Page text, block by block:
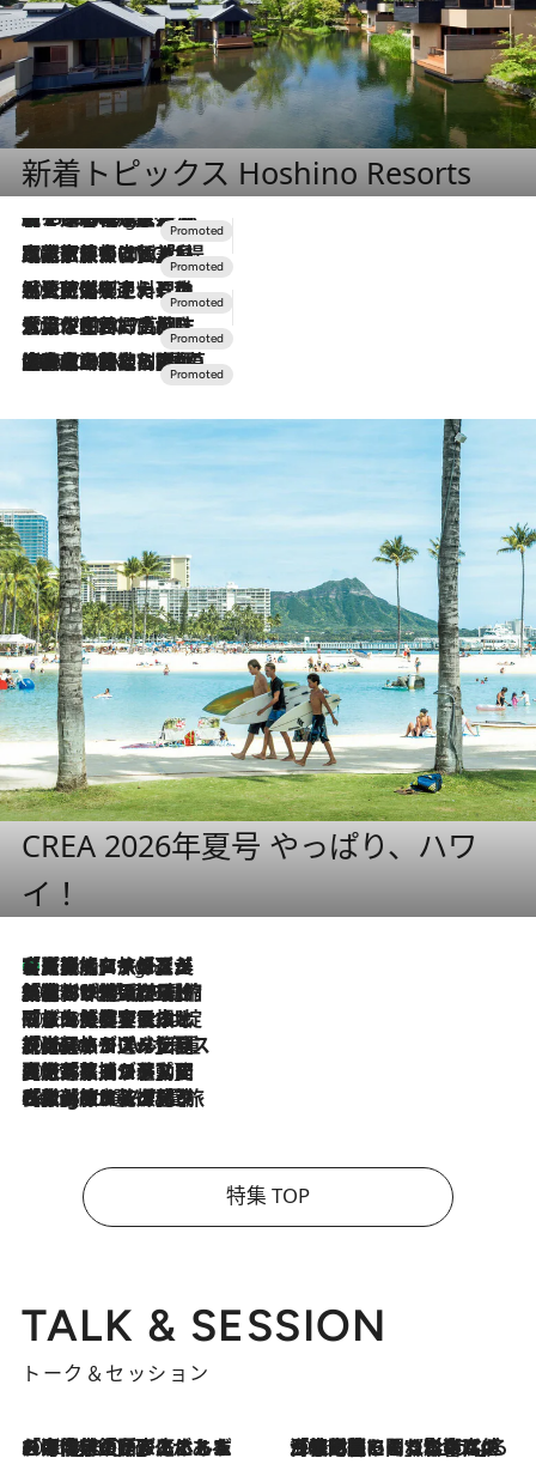
新着トピックス Hoshino Resorts
1 Hour Ago
【トンボの足水浴】ヒノキの香りに包まれて涼感マックス！約13℃の湧水かけ流しを避暑地「星野温泉 トンボの湯」で体験
2026.7.31
【ホテル帰省】という選択肢をOMOが提案。家族とほどよい距離を保つには「昼は実家、夜は気兼ねなくホテルで！」
2026.7.24
【夏限定ディナーコース】旬を迎える稚鮎や花ズッキーニなどをイタリア・トスカーナの郷土料理の手法で満喫！
2026.7.17
「土佐和ハーブかき氷」がOMO7高知に登場！生姜、山椒、大葉など目にも舌にも涼を呼ぶ郷土の味
2026.7.10
NEW OPEN！【界 草津】名湯の地に誕生。趣の異なる2種の温泉と上州ならではの会席・蕎麦割烹など美食を味わう究極の癒やし旅
CREA 2026年夏号 やっぱり、ハワ
イ！
3 Hours Ago
【厳選旅コスメ】「多機能アイテムがメイン！」旅好き美容エディターが選んだ夏旅ベストコスメを発表【Mサイズジップ】
2026.8.6
「荷物が増えるほど旅ストレスは増す」美容ジャーナリストがたどり着いた最終結論。“化粧品を劇的に減らす”感動の凝縮美容とは
2026.8.6
「旅先には金髪ウィッグを持参」日本と同じメイクでは損してる!? 美容ジャーナリストが提案する“掟破りの旅美容”とは
2026.8.6
【厳選旅コスメ】「身軽さ＆UV対策重視！」ヘアアーティストshucoが選んだ夏旅ベストコスメを発表【Mサイズジップ】
2026.8.5
【厳選旅コスメ】国内をあちこち移動する河井菜摘が選んだ夏旅ベストコスメ発表！「リラックスアイテムはマスト」【Mサイズジップ】
2026.8.4
【厳選旅コスメ】「紫外線＆乾燥対策しながらメイク感も！」ヘア＆メイクGeorgeが選んだ夏旅ベストコスメを発表！【Mサイズジップ】
特集 TOP
TALK & SESSION
トーク＆セッション
2026.8.3
「今後値上げがあるとすれば…」「リスクがあるのは今年の冬」エネルギー専門家が語る、ホルムズ海峡封鎖が家庭にもたらす“ある心配” 2026.8.3
「住宅建てられない…」「サーチャージ料の高値が続いている」ホルムズ海峡封鎖による影響はいつまで続く？《エネルギー専門家に聞く“どうなる日本の暮らし”》